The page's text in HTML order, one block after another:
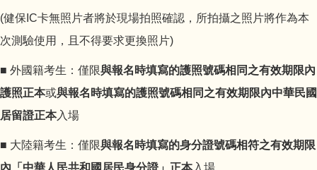
(健保IC卡無照片者將於現場拍照確認，所拍攝之照片將作為本
次測驗使用，且不得要求更換照片)
■ 外國籍考生：僅限與報名時填寫的護照號碼相同之有效期限內
護照正本或與報名時填寫的護照號碼相同之有效期限內中華民國
居留證正本入場
■ 大陸籍考生：僅限與報名時填寫的身分證號碼相符之有效期限
內「中華人民共和國居民身分證」正本入場